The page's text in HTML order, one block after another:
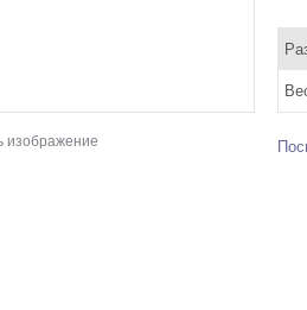
изображение